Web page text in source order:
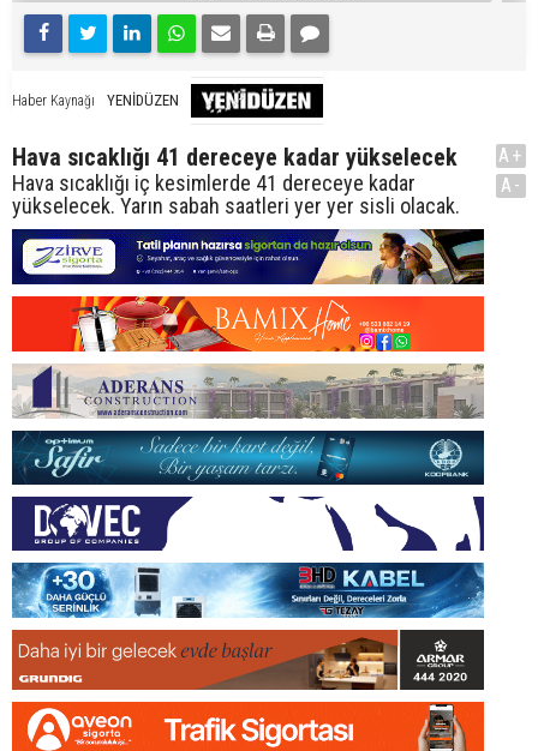
Haber Kaynağı YENİDÜZEN
Hava sıcaklığı 41 dereceye kadar yükselecek
Hava sıcaklığı iç kesimlerde 41 dereceye kadar
yükselecek. Yarın sabah saatleri yer yer sisli olacak.
A+
A-